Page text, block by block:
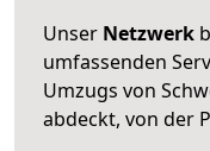
Unser Netzwerk
umfassenden
Umzugs von
abdeckt, von der